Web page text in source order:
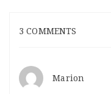
3 COMMENTS
Marion